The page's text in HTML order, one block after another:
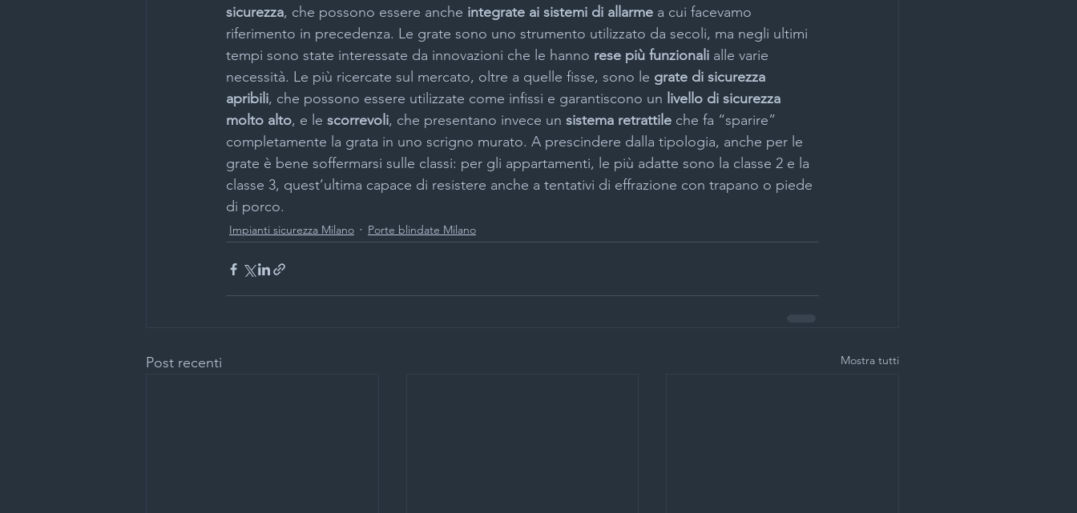
sicurezza, che possono essere anche integrate ai sistemi di allarme a cui facevamo
riferimento in precedenza. Le grate sono uno strumento utilizzato da secoli, ma negli ultimi
tempi sono state interessate da innovazioni che le hanno rese più funzionali alle varie
necessità. Le più ricercate sul mercato, oltre a quelle fisse, sono le grate di sicurezza
apribili, che possono essere utilizzate come infissi e garantiscono un livello di sicurezza
molto alto, e le scorrevoli, che presentano invece un sistema retrattile che fa “sparire”
completamente la grata in uno scrigno murato. A prescindere dalla tipologia, anche per le
grate è bene soffermarsi sulle classi: per gli appartamenti, le più adatte sono la classe 2 e la
classe 3, quest’ultima capace di resistere anche a tentativi di effrazione con trapano o piede
di porco.
Impianti sicurezza Milano Porte blindate Milano
Post recenti Mostra tutti